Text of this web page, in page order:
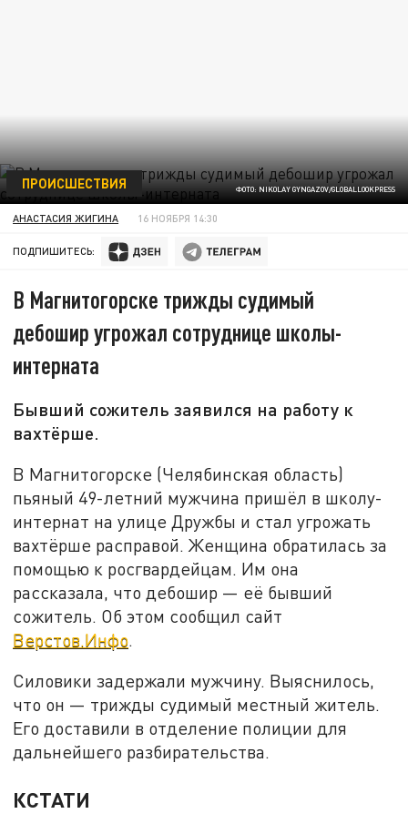
ФОТО: NIKOLAY GYNGAZOV/GLOBALLOOKPRESS
ПРОИСШЕСТВИЯ
АНАСТАСИЯ ЖИГИНА 16 НОЯБРЯ 14:30
ПОДПИШИТЕСЬ:
В Магнитогорске трижды судимый
дебошир угрожал сотруднице школы-
интерната
Бывший сожитель заявился на работу к
вахтёрше.
В Магнитогорске (Челябинская область)
пьяный 49-летний мужчина пришёл в школу-
интернат на улице Дружбы и стал угрожать
вахтёрше расправой. Женщина обратилась за
помощью к росгвардейцам. Им она
рассказала, что дебошир — её бывший
сожитель. Об этом сообщил сайт
Верстов.Инфо.
Силовики задержали мужчину. Выяснилось,
что он — трижды судимый местный житель.
Его доставили в отделение полиции для
дальнейшего разбирательства.
КСТАТИ